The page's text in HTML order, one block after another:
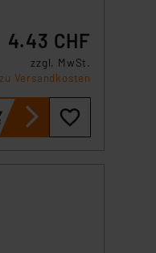
4.43 CHF
zzgl. MwSt.
Versandkosten